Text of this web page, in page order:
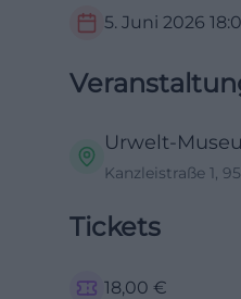
5. Juni 2026
Urwelt-
Kanzleistraße 1,
Tickets
18,00 €